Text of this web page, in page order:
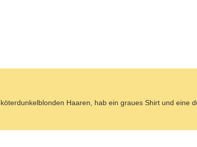
Haaren, hab ein graues Shirt und eine